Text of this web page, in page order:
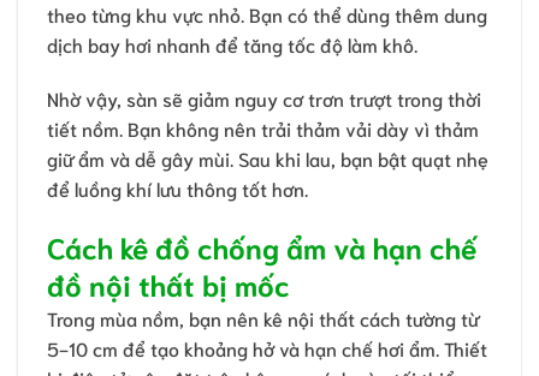
theo từng khu vực nhỏ. Bạn có thể dùng thêm dung
dịch bay hơi nhanh để tăng tốc độ làm khô.
Nhờ vậy, sàn sẽ giảm nguy cơ trơn trượt trong thời
tiết nồm. Bạn không nên trải thảm vải dày vì thảm
giữ ẩm và dễ gây mùi. Sau khi lau, bạn bật quạt nhẹ
để luồng khí lưu thông tốt hơn.
Cách kê đồ chống ẩm và hạn chế
đồ nội thất bị mốc
Trong mùa nồm, bạn nên kê nội thất cách tường từ
5-10 cm để tạo khoảng hở và hạn chế hơi ẩm. Thiết